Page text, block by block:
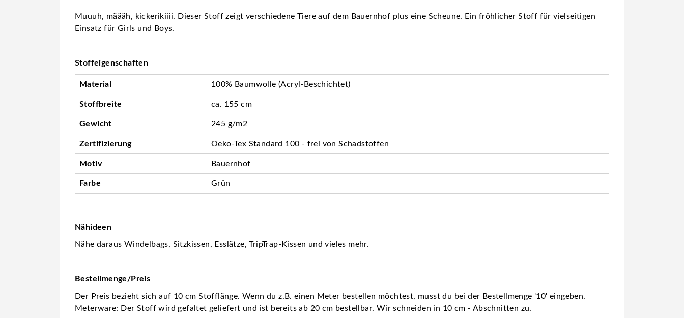
Muuuh, määäh, kickerikiiii. Dieser Stoff zeigt verschiedene Tiere auf dem Bauernhof plus eine Scheune. Ein fröhlicher Stoff für vielseitigen
Einsatz für Girls und Boys.
Stoffeigenschaften
Material 100% Baumwolle (Acryl-Beschichtet)
Stoffbreite ca. 155 cm
Gewicht 245 g/m2
Zertifizierung Oeko-Tex Standard 100 - frei von Schadstoffen
Motiv Bauernhof
Farbe Grün
Nähideen
Nähe daraus Windelbags, Sitzkissen, Esslätze, TripTrap-Kissen und vieles mehr.
Bestellmenge/Preis
Der Preis bezieht sich auf 10 cm Stofflänge. Wenn du z.B. einen Meter bestellen möchtest, musst du bei der Bestellmenge '10' eingeben.
Meterware: Der Stoff wird gefaltet geliefert und ist bereits ab 20 cm bestellbar. Wir schneiden in 10 cm - Abschnitten zu.